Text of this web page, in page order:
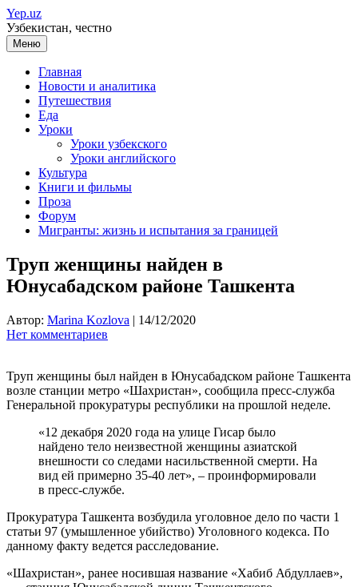
Перейти
к
содержимому
Yep.uz
Узбекистан, честно
Меню
Главная
Новости и аналитика
Путешествия
Еда
Уроки
Уроки узбекского
Уроки английского
Культура
Книги и фильмы
Проза
Форум
Мигранты: жизнь и испытания за границей
Труп женщины найден в
Юнусабадском районе Ташкента
Автор: Marina Kozlova | 14/12/2020
Нет комментариев
Труп женщины был найден в Юнусабадском районе Ташкента
возле станции метро «Шахристан», сообщила пресс-служба
Генеральной прокуратуры республики на прошлой неделе.
«12 декабря 2020 года на улице Гисар было
найдено тело неизвестной женщины азиатской
внешности со следами насильственной смерти. На
вид ей примерно 35-40 лет», – проинформировали
в пресс-службе.
Прокуратура Ташкента возбудила уголовное дело по части 1
статьи 97 (умышленное убийство) Уголовного кодекса. По
данному факту ведется расследование.
«Шахристан», ранее носившая название «Хабиб Абдуллаев»,